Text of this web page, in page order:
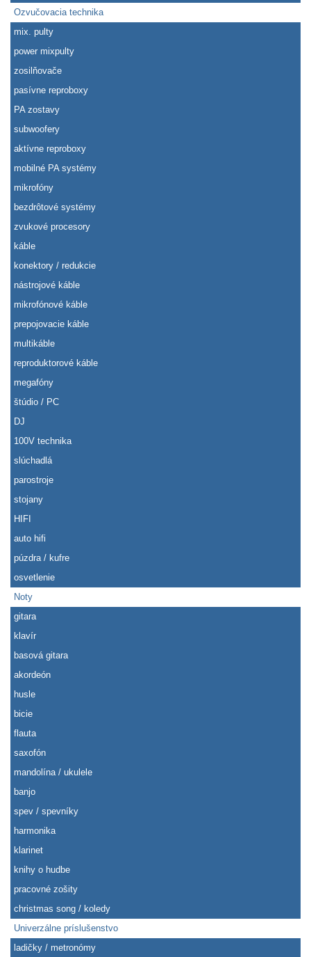
Ozvučovacia technika
mix. pulty
power mixpulty
zosilňovače
pasívne reproboxy
PA zostavy
subwoofery
aktívne reproboxy
mobilné PA systémy
mikrofóny
bezdrôtové systémy
zvukové procesory
káble
konektory / redukcie
nástrojové káble
mikrofónové káble
prepojovacie káble
multikáble
reproduktorové káble
megafóny
štúdio / PC
DJ
100V technika
slúchadlá
parostroje
stojany
HIFI
auto hifi
púzdra / kufre
osvetlenie
Noty
gitara
klavír
basová gitara
akordeón
husle
bicie
flauta
saxofón
mandolína / ukulele
banjo
spev / spevníky
harmonika
klarinet
knihy o hudbe
pracovné zošity
christmas song / koledy
Univerzálne príslušenstvo
ladičky / metronómy